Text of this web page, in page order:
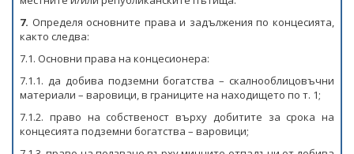
7. Определя основните права и задължения по концесията,
както следва:
7.1. Основни права на концесионера:
7.1.1. да добива подземни богатства – скалнооблицовъчни
материали – варовици, в границите на находището по т. 1;
7.1.2. право на собственост върху добитите за срока на
концесията подземни богатства – варовици;